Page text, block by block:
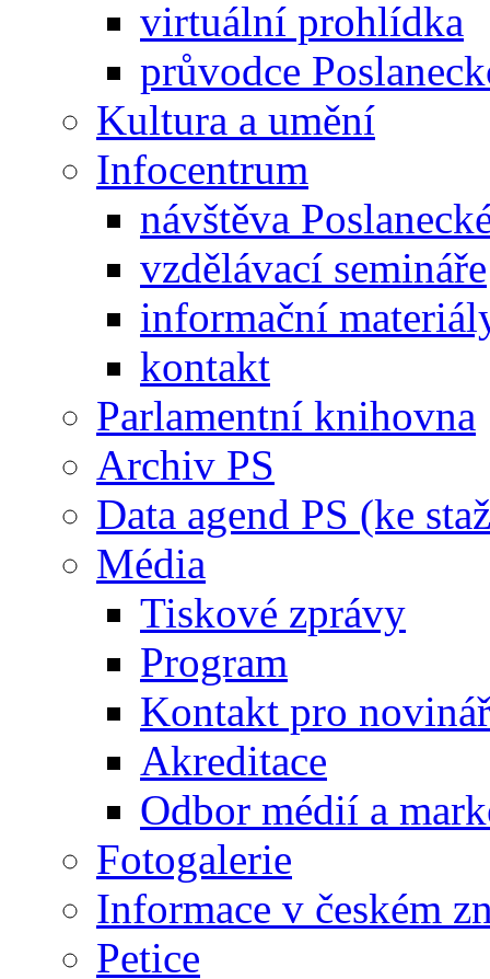
virtuální prohlídka
průvodce
Kultura a umění
Infocentrum
návštěva
vzdělávací semináře
informační
kontakt
Parlamentní knihovna
Archiv PS
Data agend PS (ke
Média
Tiskové zprávy
Program
Kontakt pro
Akreditace
Odbor médií a
Fotogalerie
Informace v českém
Petice